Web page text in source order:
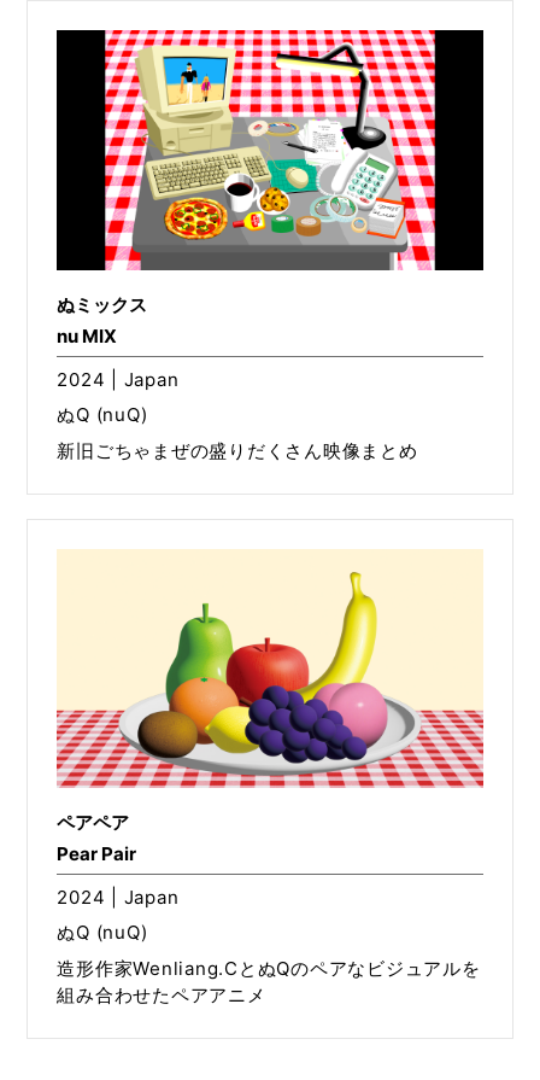
ぬミックス
nu MIX
2024 | Japan
ぬQ (nuQ)
新旧ごちゃまぜの盛りだくさん映像まとめ
ペアペア
Pear Pair
2024 | Japan
ぬQ (nuQ)
造形作家Wenliang.CとぬQのペアなビジュアルを
組み合わせたペアアニメ